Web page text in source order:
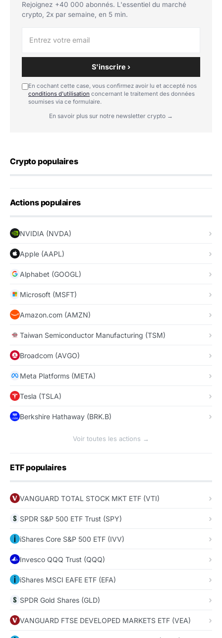
Rejoignez +40 000 abonnés. L'essentiel du marché
crypto, 2x par semaine, en 5 min.
S'inscrire ›
En cochant cette case, vous confirmez avoir lu et accepté nos
conditions d'utilisation concernant le traitement des données
soumises via ce formulaire.
En savoir plus sur notre newsletter crypto →
Crypto populaires
Actions populaires
NVIDIA (NVDA)
Apple (AAPL)
Alphabet (GOOGL)
Microsoft (MSFT)
Amazon.com (AMZN)
Taiwan Semiconductor Manufacturing (TSM)
Broadcom (AVGO)
Meta Platforms (META)
Tesla (TSLA)
Berkshire Hathaway (BRK.B)
Voir toutes les actions →
ETF populaires
VANGUARD TOTAL STOCK MKT ETF (VTI)
SPDR S&P 500 ETF Trust (SPY)
iShares Core S&P 500 ETF (IVV)
Invesco QQQ Trust (QQQ)
iShares MSCI EAFE ETF (EFA)
SPDR Gold Shares (GLD)
VANGUARD FTSE DEVELOPED MARKETS ETF (VEA)